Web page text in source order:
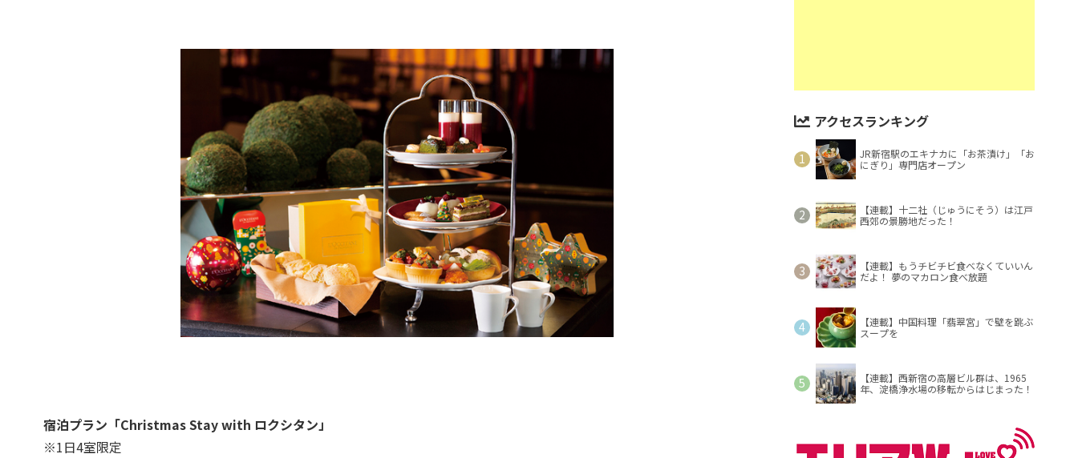
宿泊プラン「Christmas Stay with ロクシタン」
※1日4室限定
アクセスランキング
JR新宿駅のエキナカに「お茶漬け」「お
にぎり」専門店オープン
【連載】十二社（じゅうにそう）は江戸
西郊の景勝地だった！
【連載】もうチビチビ食べなくていいん
だよ！ 夢のマカロン食べ放題
【連載】中国料理「翡翠宮」で壁を跳ぶ
スープを
【連載】西新宿の高層ビル群は、1965
年、淀橋浄水場の移転からはじまった！